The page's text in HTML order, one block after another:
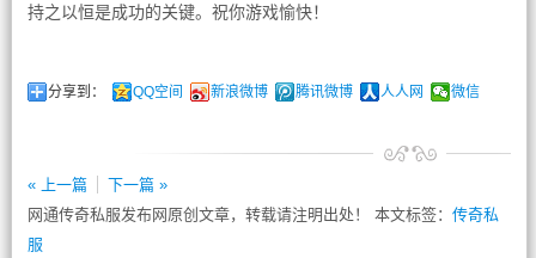
持之以恒是成功的关键。祝你游戏愉快！
分享到： QQ空间 新浪微博 腾讯微博 人人网 微信
« 上一篇
下一篇 »
网通传奇私服发布网原创文章，转载请注明出处！ 本文标签： 传奇私
服